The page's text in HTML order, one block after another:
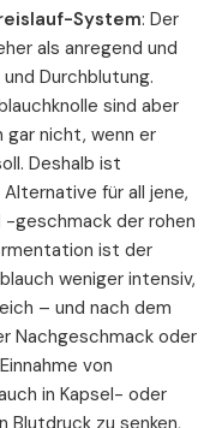
System: Der
als anregend und
Durchblutung.
sind aber
gar nicht, wenn er
Deshalb ist
für all jene,
-geschmack der rohen
ist der
weniger intensiv,
– und nach dem
Nachgeschmack oder
von
in Kapsel- oder